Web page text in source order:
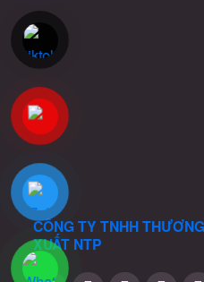
CÔNG TY TNHH
XUẤT NTP